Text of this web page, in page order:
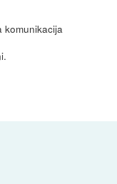
komunikacija